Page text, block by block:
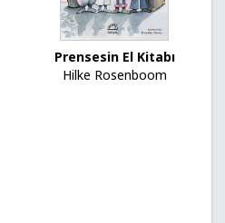
Prensesin El Kitabı
Hilke Rosenboom